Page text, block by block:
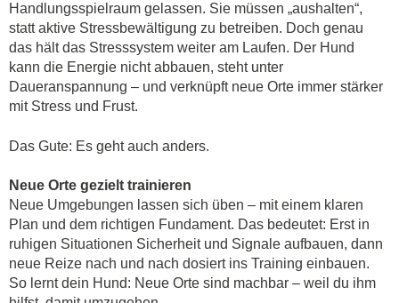
Handlungsspielraum gelassen. Sie müssen „aushalten“,
statt aktive Stressbewältigung zu betreiben. Doch genau
das hält das Stresssystem weiter am Laufen. Der Hund
kann die Energie nicht abbauen, steht unter
Daueranspannung – und verknüpft neue Orte immer stärker
mit Stress und Frust.
Das Gute: Es geht auch anders.
Neue Orte gezielt trainieren
Neue Umgebungen lassen sich üben – mit einem klaren
Plan und dem richtigen Fundament. Das bedeutet: Erst in
ruhigen Situationen Sicherheit und Signale aufbauen, dann
neue Reize nach und nach dosiert ins Training einbauen.
So lernt dein Hund: Neue Orte sind machbar – weil du ihm